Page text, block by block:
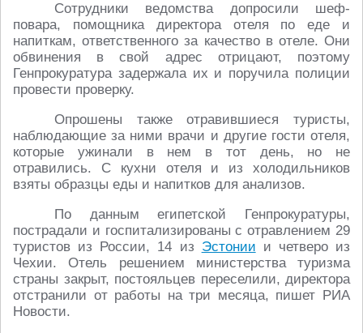
Сотрудники ведомства допросили шеф-
повара, помощника директора отеля по еде и
напиткам, ответственного за качество в отеле. Они
обвинения в свой адрес отрицают, поэтому
Генпрокуратура задержала их и поручила полиции
провести проверку.
Опрошены также отравившиеся туристы,
наблюдающие за ними врачи и другие гости отеля,
которые ужинали в нем в тот день, но не
отравились. С кухни отеля и из холодильников
взяты образцы еды и напитков для анализов.
По данным египетской Генпрокуратуры,
пострадали и госпитализированы с отравлением 29
туристов из России, 14 из Эстонии и четверо из
Чехии. Отель решением министерства туризма
страны закрыт, постояльцев переселили, директора
отстранили от работы на три месяца, пишет РИА
Новости.